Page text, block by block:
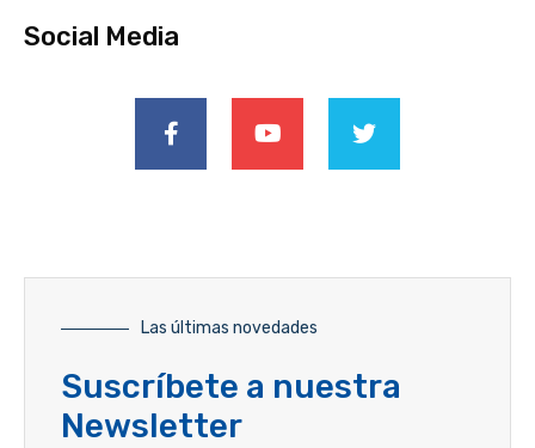
Social Media
Las últimas novedades
Suscríbete a nuestra
Newsletter